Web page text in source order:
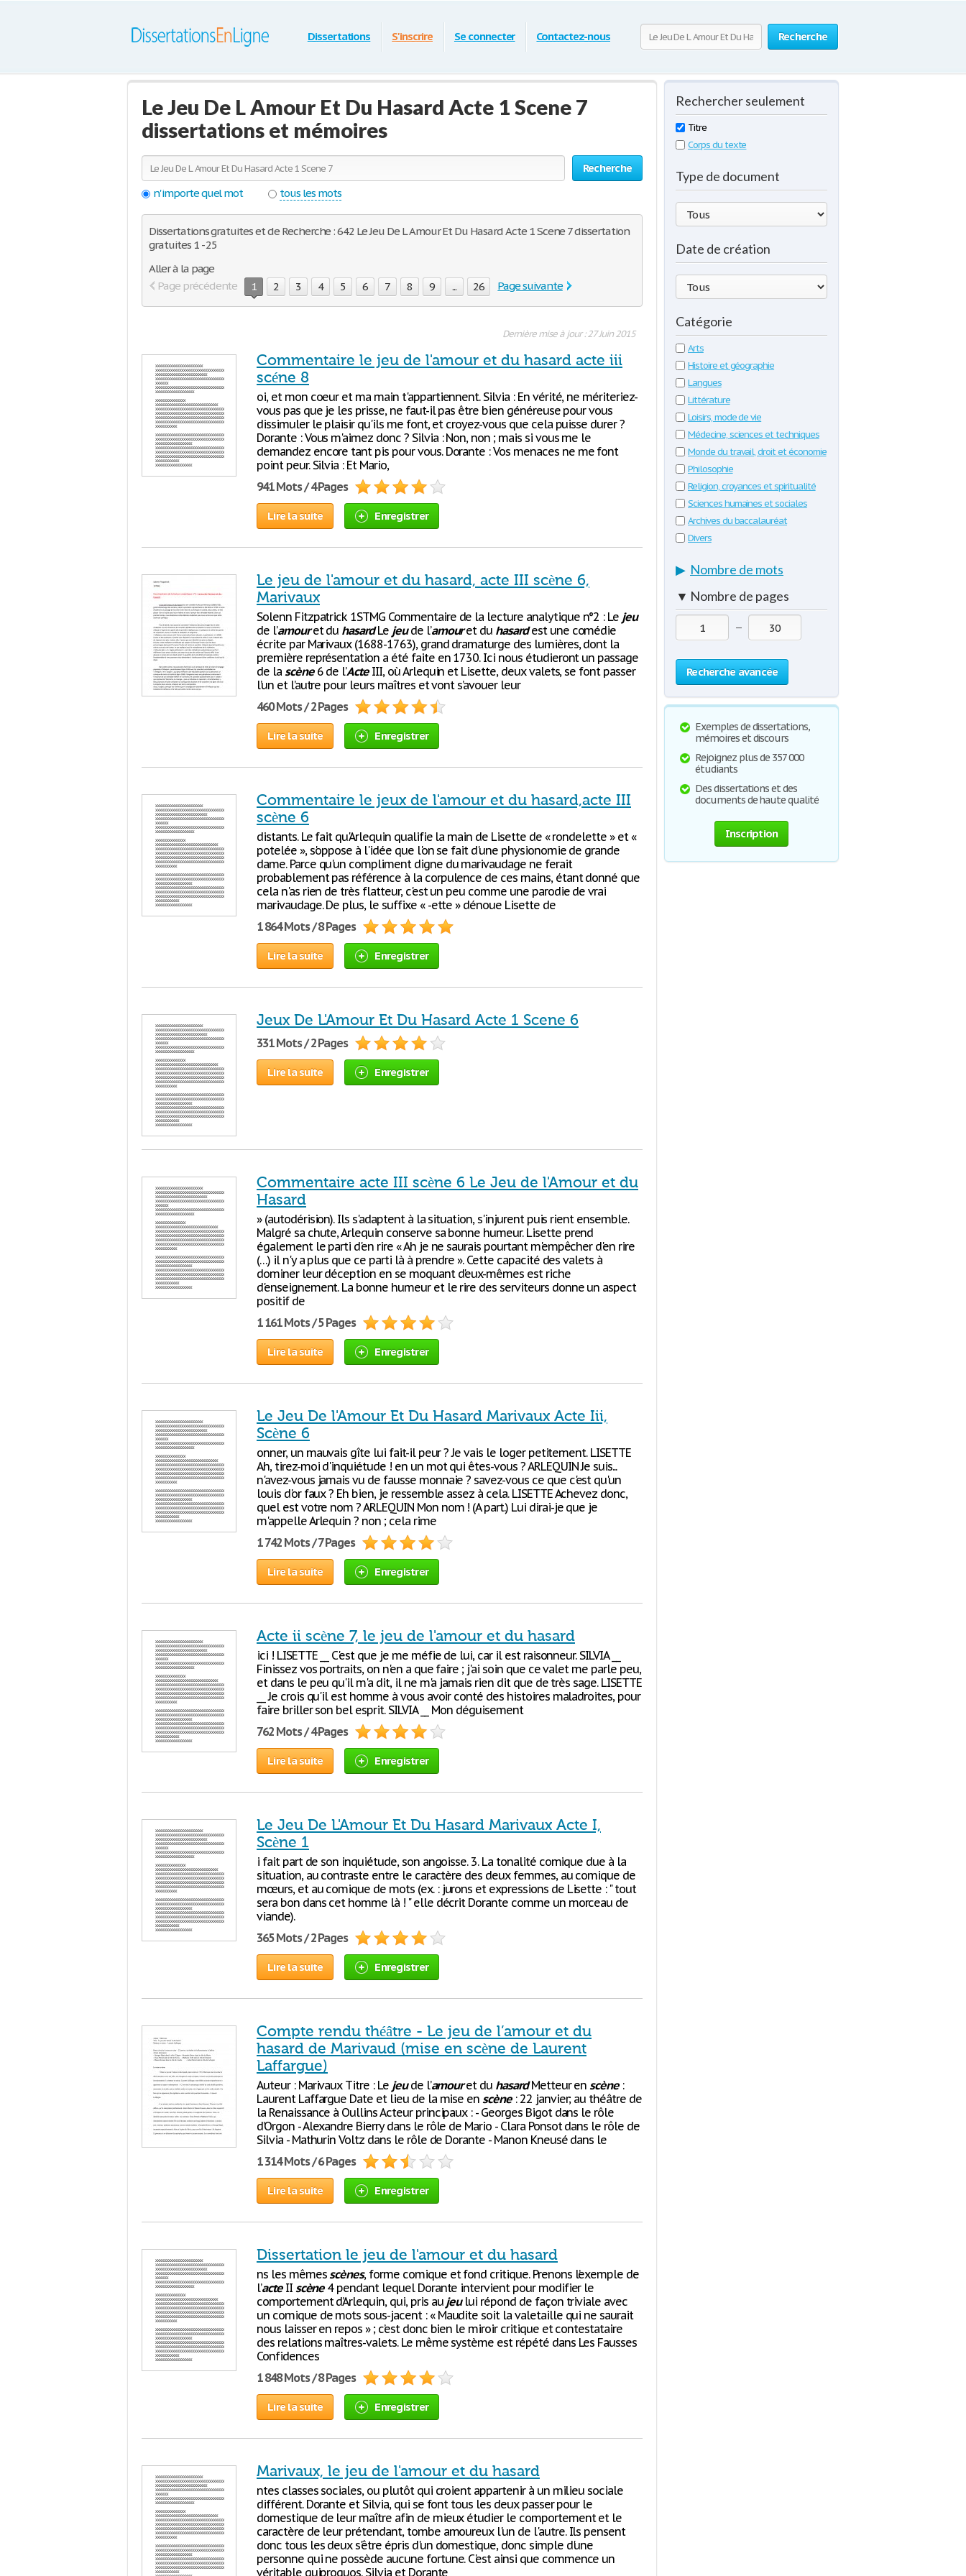
Recherche
Dissertations S'inscrire Se connecter Contactez-nous
Le Jeu De L Amour Et Du Hasard Acte 1 Scene 7
dissertations et mémoires
Recherche
n'importe quel mot
tous les mots
Dissertations gratuites et de Recherche : 642 Le Jeu De L Amour Et Du Hasard Acte 1 Scene 7 dissertation
gratuites 1 - 25
Aller à la page
Page précédente
1 2 3 4 5 6 7 8 9 ... 26 Page suivante
Dernière mise à jour : 27 Juin 2015
Commentaire le jeu de l'amour et du hasard acte iii
scéne 8
oi, et mon coeur et ma main t'appartiennent. Silvia : En vérité, ne mériteriez-
vous pas que je les prisse, ne faut-il pas être bien généreuse pour vous
dissimuler le plaisir qu'ils me font, et croyez-vous que cela puisse durer ?
Dorante : Vous m'aimez donc ? Silvia : Non, non ; mais si vous me le
demandez encore tant pis pour vous. Dorante : Vos menaces ne me font
point peur. Silvia : Et Mario,
941 Mots / 4 Pages
Lire la suite Enregistrer
Le jeu de l'amour et du hasard, acte III scène 6,
Marivaux
Solenn Fitzpatrick 1STMG Commentaire de la lecture analytique n°2 : Le jeu
de l’amouret du hasardLe jeude l’amouret du hasardest une comédie
écrite par Marivaux (1688-1763), grand dramaturge des lumières, dont la
première représentation a été faite en 1730. Ici nous étudieront un passage
de la scène6 de l’ActeIII, où Arlequin et Lisette, deux valets, se font passer
l’un et l’autre pour leurs maîtres et vont s’avouer leur
460 Mots / 2 Pages
Lire la suite Enregistrer
Commentaire le jeux de l'amour et du hasard,acte III
scène 6
distants. Le fait qu'Arlequin qualifie la main de Lisette de « rondelette » et «
potelée », s'oppose à l'idée que l'on se fait d'une physionomie de grande
dame. Parce qu'un compliment digne du marivaudage ne ferait
probablement pas référence à la corpulence de ces mains, étant donné que
cela n'as rien de très flatteur, c'est un peu comme une parodie de vrai
marivaudage. De plus, le suffixe « -ette » dénoue Lisette de
1 864 Mots / 8 Pages
Lire la suite Enregistrer
Jeux De L'Amour Et Du Hasard Acte 1 Scene 6
331 Mots / 2 Pages
Lire la suite Enregistrer
Commentaire acte III scène 6 Le Jeu de l'Amour et du
Hasard
» (autodérision). Ils s'adaptent à la situation, s'injurent puis rient ensemble.
Malgré sa chute, Arlequin conserve sa bonne humeur. Lisette prend
également le parti d'en rire « Ah je ne saurais pourtant m'empêcher d'en rire
(…) il n'y a plus que ce parti là à prendre ». Cette capacité des valets à
dominer leur déception en se moquant d'eux-mêmes est riche
d'enseignement. La bonne humeur et le rire des serviteurs donne un aspect
positif de
1 161 Mots / 5 Pages
Lire la suite Enregistrer
Le Jeu De l'Amour Et Du Hasard Marivaux Acte Iii,
Scène 6
onner, un mauvais gîte lui fait-il peur ? Je vais le loger petitement. LISETTE
Ah, tirez-moi d'inquiétude ! en un mot qui êtes-vous ? ARLEQUIN Je suis...
n'avez-vous jamais vu de fausse monnaie ? savez-vous ce que c'est qu'un
louis d'or faux ? Eh bien, je ressemble assez à cela. LISETTE Achevez donc,
quel est votre nom ? ARLEQUIN Mon nom ! (A part.) Lui dirai-je que je
m'appelle Arlequin ? non ; cela rime
1 742 Mots / 7 Pages
Lire la suite Enregistrer
Acte ii scène 7, le jeu de l'amour et du hasard
ici ! LISETTE __ C'est que je me méfie de lui, car il est raisonneur. SILVIA __
Finissez vos portraits, on n'en a que faire ; j'ai soin que ce valet me parle peu,
et dans le peu qu'il m'a dit, il ne m'a jamais rien dit que de très sage. LISETTE
__ Je crois qu'il est homme à vous avoir conté des histoires maladroites, pour
faire briller son bel esprit. SILVIA __ Mon déguisement
762 Mots / 4 Pages
Lire la suite Enregistrer
Le Jeu De L'Amour Et Du Hasard Marivaux Acte I,
Scène 1
i fait part de son inquiétude, son angoisse. 3. La tonalité comique due à la
situation, au contraste entre le caractère des deux femmes, au comique de
mœurs, et au comique de mots (ex. : jurons et expressions de Lisette : " tout
sera bon dans cet homme là ! " elle décrit Dorante comme un morceau de
viande).
365 Mots / 2 Pages
Lire la suite Enregistrer
Compte rendu théâtre - Le jeu de l’amour et du
hasard de Marivaud (mise en scène de Laurent
Laffargue)
Auteur : Marivaux Titre : Le jeude l’amouret du hasardMetteur enscène:
Laurent Laffargue Date et lieu de la mise enscène: 22 janvier; au théâtre de
la Renaissance à Oullins Acteur principaux : - Georges Bigot dans le rôle
d’Orgon - Alexandre Bierry dans le rôle de Mario - Clara Ponsot dans le rôle de
Silvia - Mathurin Voltz dans le rôle de Dorante - Manon Kneusé dans le
1 314 Mots / 6 Pages
Lire la suite Enregistrer
Dissertation le jeu de l'amour et du hasard
ns les mêmesscènes, forme comique et fond critique. Prenons l’exemple de
l’acteII scène4 pendant lequel Dorante intervient pour modifier le
comportement d’Arlequin, qui, pris au jeului répond de façon triviale avec
un comique de mots sous-jacent : « Maudite soit la valetaille qui ne saurait
nous laisser en repos » ; c’est donc bien le miroir critique et contestataire
des relations maîtres-valets. Le même système est répété dans Les Fausses
Confidences
1 848 Mots / 8 Pages
Lire la suite Enregistrer
Marivaux, le jeu de l'amour et du hasard
ntes classes sociales, ou plutôt qui croient appartenir à un milieu sociale
différent. Dorante et Silvia, qui se font tous les deux passer pour le
domestique de leur maître afin de mieux étudier le comportement et le
caractère de leur prétendant, tombe amoureux l'un de l'autre. Ils pensent
donc tous les deux s'être épris d'un domestique, donc simple d'une
personne qui ne possède aucune fortune. C'est ainsi que commence un
véritable quiproquos. Silvia et Dorante
Rechercher seulement
Titre
Corps du texte
Type de document
Date de création
Catégorie
Arts
Histoire et géographie
Langues
Littérature
Loisirs, mode de vie
Médecine, sciences et techniques
Monde du travail, droit et économie
Philosophie
Religion, croyances et spiritualité
Sciences humaines et sociales
Archives du baccalauréat
Divers
▶ Nombre de mots
▼ Nombre de pages
—
Recherche avancée
Exemples de dissertations,
mémoires et discours
Rejoignez plus de 357 000
étudiants
Des dissertations et des
documents de haute qualité
Inscription